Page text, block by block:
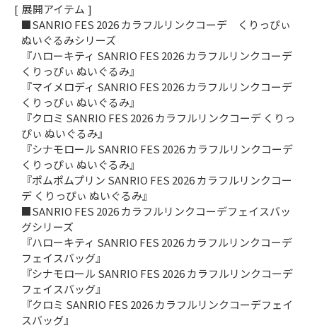
展開アイテム
■SANRIO FES 2026 カラフルリンクコーデ くりっぴぃ
ぬいぐるみシリーズ
『ハローキティ SANRIO FES 2026 カラフルリンクコーデ
くりっぴぃ ぬいぐるみ』
『マイメロディ SANRIO FES 2026 カラフルリンクコーデ
くりっぴぃ ぬいぐるみ』
『クロミ SANRIO FES 2026 カラフルリンクコーデ くりっ
ぴぃ ぬいぐるみ』
『シナモロール SANRIO FES 2026 カラフルリンクコーデ
くりっぴぃ ぬいぐるみ』
『ポムポムプリン SANRIO FES 2026 カラフルリンクコー
デ くりっぴぃ ぬいぐるみ』
■SANRIO FES 2026 カラフルリンクコーデフェイスバッ
グシリーズ
『ハローキティ SANRIO FES 2026 カラフルリンクコーデ
フェイスバッグ』
『シナモロール SANRIO FES 2026 カラフルリンクコーデ
フェイスバッグ』
『クロミ SANRIO FES 2026 カラフルリンクコーデフェイ
スバッグ』